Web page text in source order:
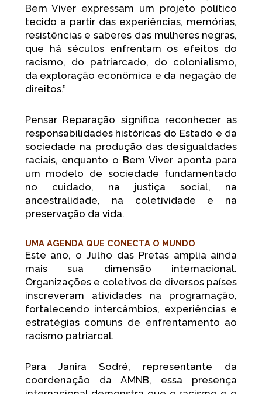
Bem Viver expressam um projeto político
tecido a partir das experiências, memórias,
resistências e saberes das mulheres negras,
que há séculos enfrentam os efeitos do
racismo, do patriarcado, do colonialismo,
da exploração econômica e da negação de
direitos.”
Pensar Reparação significa reconhecer as
responsabilidades históricas do Estado e da
sociedade na produção das desigualdades
raciais, enquanto o Bem Viver aponta para
um modelo de sociedade fundamentado
no cuidado, na justiça social, na
ancestralidade, na coletividade e na
preservação da vida.
UMA AGENDA QUE CONECTA O MUNDO
Este ano, o Julho das Pretas amplia ainda
mais sua dimensão internacional.
Organizações e coletivos de diversos países
inscreveram atividades na programação,
fortalecendo intercâmbios, experiências e
estratégias comuns de enfrentamento ao
racismo patriarcal.
Para Janira Sodré, representante da
coordenação da AMNB, essa presença